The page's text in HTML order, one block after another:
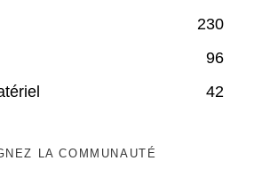
230
96
42
LA COMMUNAUTÉ